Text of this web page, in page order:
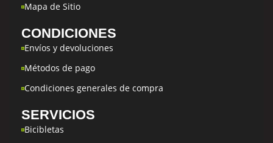
Mapa de Sitio
CONDICIONES
Envíos y devoluciones
Métodos de pago
Condiciones generales de compra
SERVICIOS
Bicibletas